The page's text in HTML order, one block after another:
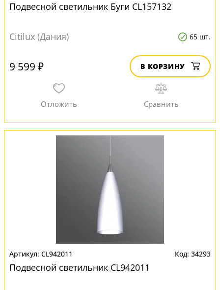
Подвесной светильник Буги CL157132
Citilux (Дания) 65 шт.
9 599 ₽ В КОРЗИНУ
CL942011 34293
Подвесной светильник CL942011